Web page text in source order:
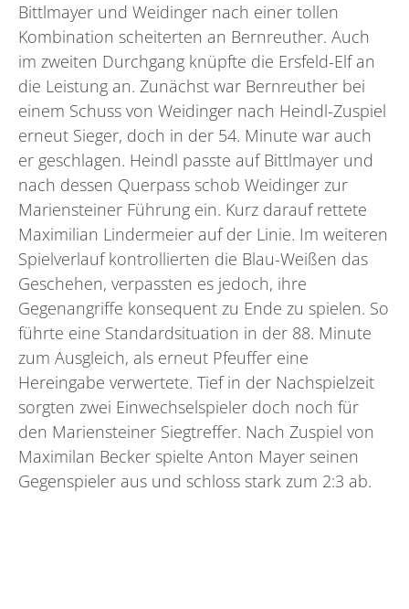
Bittlmayer und Weidinger nach einer tollen
Kombination scheiterten an Bernreuther. Auch
im zweiten Durchgang knüpfte die Ersfeld-Elf an
die Leistung an. Zunächst war Bernreuther bei
einem Schuss von Weidinger nach Heindl-Zuspiel
erneut Sieger, doch in der 54. Minute war auch
er geschlagen. Heindl passte auf Bittlmayer und
nach dessen Querpass schob Weidinger zur
Mariensteiner Führung ein. Kurz darauf rettete
Maximilian Lindermeier auf der Linie. Im weiteren
Spielverlauf kontrollierten die Blau-Weißen das
Geschehen, verpassten es jedoch, ihre
Gegenangriffe konsequent zu Ende zu spielen. So
führte eine Standardsituation in der 88. Minute
zum Ausgleich, als erneut Pfeuffer eine
Hereingabe verwertete. Tief in der Nachspielzeit
sorgten zwei Einwechselspieler doch noch für
den Mariensteiner Siegtreffer. Nach Zuspiel von
Maximilan Becker spielte Anton Mayer seinen
Gegenspieler aus und schloss stark zum 2:3 ab.